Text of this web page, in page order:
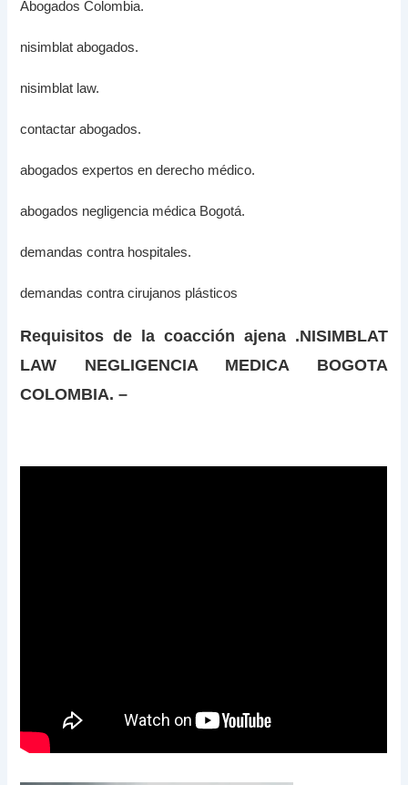
Abogados Colombia.
nisimblat abogados.
nisimblat law.
contactar abogados.
abogados expertos en derecho médico.
abogados negligencia médica Bogotá.
demandas contra hospitales.
demandas contra cirujanos plásticos
Requisitos de la coacción ajena .NISIMBLAT
LAW NEGLIGENCIA MEDICA BOGOTA
COLOMBIA. –